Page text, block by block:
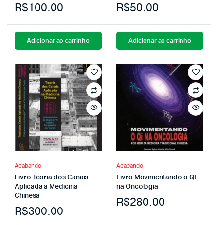
R$100.00
Adicionar ao carrinho
R$50.00
Adicionar ao carrinho
Livro Teoria dos Canais
Aplicada a Medicina
Chinesa
R$300.00
Acabando
Livro Movimentando o QI
na Oncologia
R$280.00
Acabando